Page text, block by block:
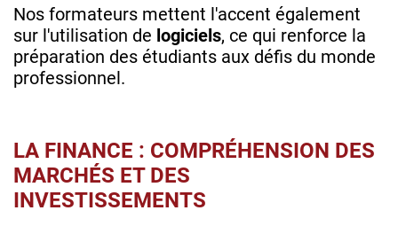
Nos formateurs mettent l'accent également
sur l'utilisation de logiciels, ce qui renforce la
préparation des étudiants aux défis du monde
professionnel.
LA FINANCE : COMPRÉHENSION DES
MARCHÉS ET DES
INVESTISSEMENTS